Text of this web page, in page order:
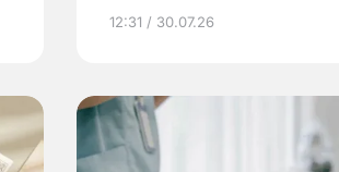
12:31 / 30.07.26